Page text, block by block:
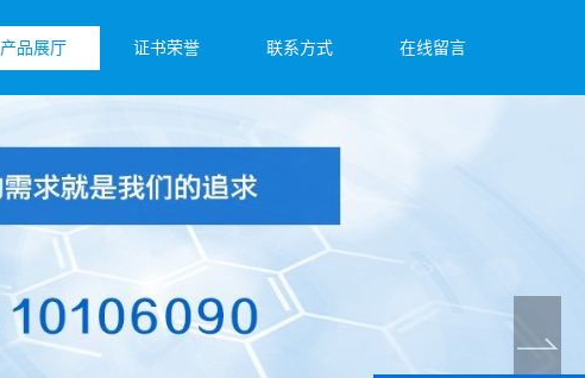
产品展厅 证书荣誉 联系方式 在线留言